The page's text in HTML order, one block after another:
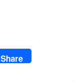
Share